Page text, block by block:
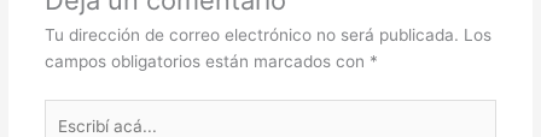
p o
k
Tu dirección de correo electrónico no será publicada. Los
campos obligatorios están marcados con *